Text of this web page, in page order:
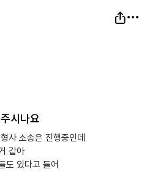
시나요
사 소송은 진행중인데
같아
도 있다고 들어